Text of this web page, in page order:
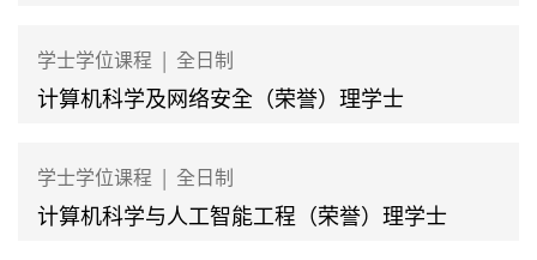
学士学位课程 | 全日制
计算机科学及网络安全（荣誉）理学士
学士学位课程 | 全日制
计算机科学与人工智能工程（荣誉）理学士